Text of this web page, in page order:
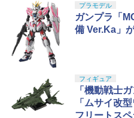
プラモデル
ガンプラ「
備 Ver.Ka」
フィギュア
「機動戦士
「ムサイ改
フリートス